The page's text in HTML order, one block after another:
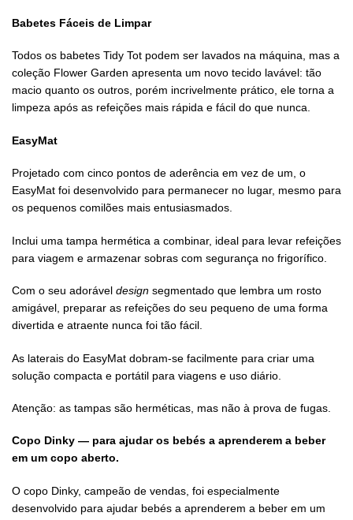
Babetes Fáceis de Limpar
Todos os babetes Tidy Tot podem ser lavados na máquina, mas a
coleção Flower Garden apresenta um novo tecido lavável: tão
macio quanto os outros, porém incrivelmente prático, ele torna a
limpeza após as refeições mais rápida e fácil do que nunca.
EasyMat
Projetado com cinco pontos de aderência em vez de um, o
EasyMat foi desenvolvido para permanecer no lugar, mesmo para
os pequenos comilões mais entusiasmados.
Inclui uma tampa hermética a combinar, ideal para levar refeições
para viagem e armazenar sobras com segurança no frigorífico.
Com o seu adorável design segmentado que lembra um rosto
amigável, preparar as refeições do seu pequeno de uma forma
divertida e atraente nunca foi tão fácil.
As laterais do EasyMat dobram-se facilmente para criar uma
solução compacta e portátil para viagens e uso diário.
Atenção: as tampas são herméticas, mas não à prova de fugas.
Copo Dinky — para ajudar os bebés a aprenderem a beber
em um copo aberto.
O copo Dinky, campeão de vendas, foi especialmente
desenvolvido para ajudar bebés a aprenderem a beber em um